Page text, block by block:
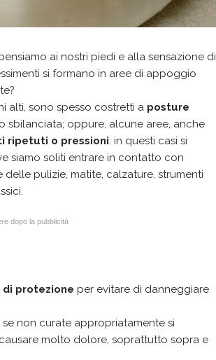
ai nostri piedi e alla sensazione di
si formano in aree di appoggio
alti, sono spesso costretti a posture
sbilanciata; oppure, alcune aree, anche
ripetuti o pressioni: in questi casi si
siamo soliti entrare in contatto con
pulizie, matite, calzature, strumenti
dopo la pubblicità
protezione per evitare di danneggiare
non curate appropriatamente si
molto dolore, soprattutto sopra e